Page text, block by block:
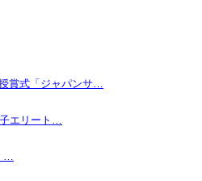
賞式「ジャパンサ…
エリート…
…